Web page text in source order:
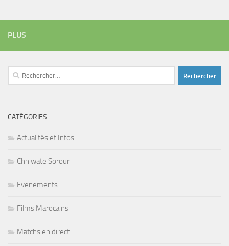
PLUS
Rechercher :
CATÉGORIES
Actualités et Infos
Chhiwate Sorour
Evenements
Films Marocains
Matchs en direct